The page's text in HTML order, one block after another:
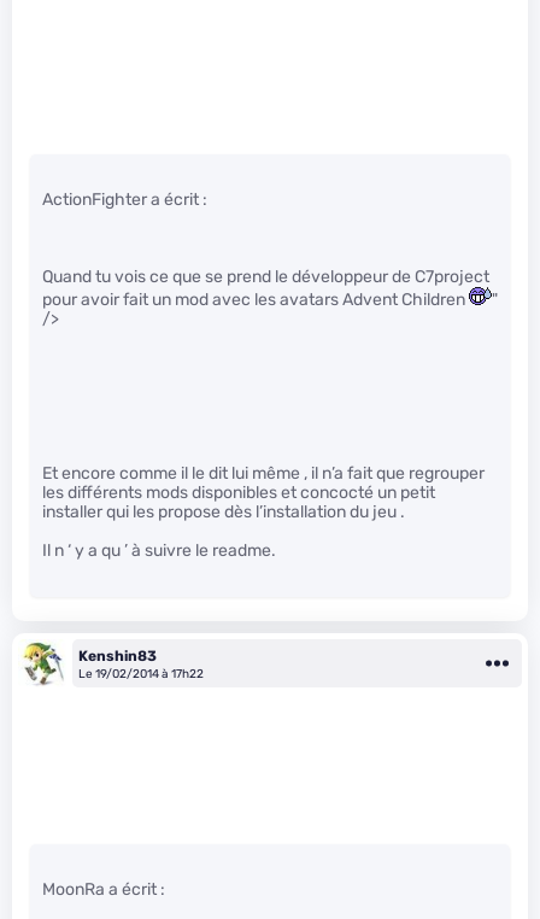
ActionFighter a écrit :
Quand tu vois ce que se prend le développeur de C7project
pour avoir fait un mod avec les avatars Advent Children
"
/>
Et encore comme il le dit lui même , il n’a fait que regrouper
les différents mods disponibles et concocté un petit
installer qui les propose dès l’installation du jeu .
Il n ‘ y a qu ’ à suivre le readme.
Kenshin83
Le 19/02/2014 à 17h22
MoonRa a écrit :